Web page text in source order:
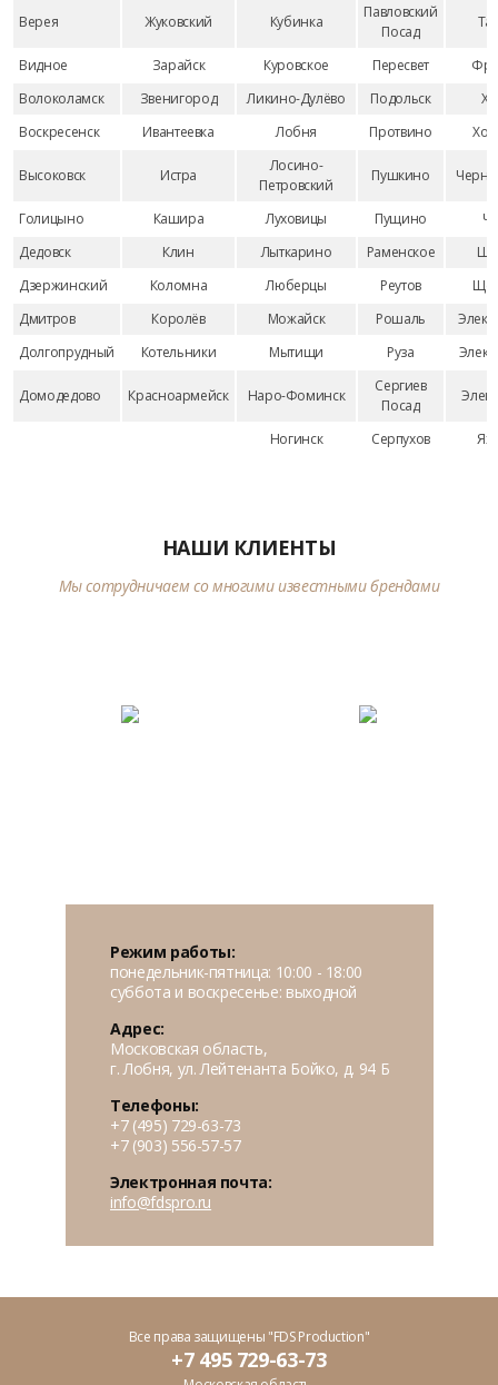
Верея Жуковский Кубинка
Павловский
Посад
Видное Зарайск Куровское Пересвет
Волоколамск
Звенигород Ликино-Дулёво Подольск
Воскресенск
Ивантеевка Лобня Протвино
Высоковск Истра
Лосино-
Петровский
Пушкино
Голицыно Кашира Луховицы Пущино
Дедовск
Клин Лыткарино Раменское
Дзержинский
Коломна Люберцы Реутов
Дмитров
Королёв Можайск Рошаль
Долгопрудный
Котельники Мытищи Руза
Домодедово Красноармейск Наро-Фоминск
Сергиев
Посад
Ногинск Серпухов
НАШИ КЛИЕНТЫ
Мы сотрудничаем со многими известными брендами
Режим работы:
понедельник-пятница: 10:00 - 18:00
суббота и воскресенье: выходной
Адрес:
Московская область,
г. Лобня, ул. Лейтенанта Бойко, д. 94 Б
Телефоны:
+7 (495) 729-63-73
+7 (903) 556-57-57
Электронная почта:
info@fdspro.ru
Все права защищены "FDS Production"
+7 495 729-63-73